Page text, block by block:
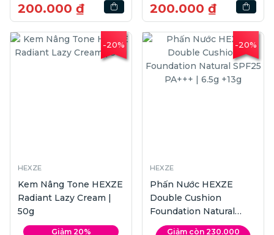
200.000 ₫ 200.000 ₫
-20%
HEXZE
Kem Nâng Tone HEXZE
Radiant Lazy Cream |
50g
Giảm 20%
-20%
HEXZE
Phấn Nước HEXZE
Double Cushion
Foundation Natural
SPF25 PA+++ | 6.5g
Giảm còn 230.000